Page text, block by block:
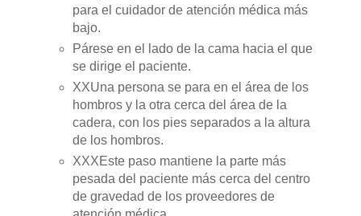
para el cuidador de atención médica más
bajo.
Párese en el lado de la cama hacia el que
se dirige el paciente.
XXUna persona se para en el área de los
hombros y la otra cerca del área de la
cadera, con los pies separados a la altura
de los hombros.
XXXEste paso mantiene la parte más
pesada del paciente más cerca del centro
de gravedad de los proveedores de